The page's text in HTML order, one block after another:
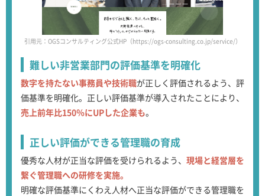
引用元：OGSコンサルティング公式HP（https://ogs-consulting.co.jp/service/）
難しい非営業部門の評価基準を明確化
数字を持たない事務員や技術職が正しく評価されるよう、評
価基準を明確化。正しい評価基準が導入されたことにより、
売上前年比150％にUPした企業も。
正しい評価ができる管理職の育成
優秀な人材が正当な評価を受けられるよう、 現場と経営層を
繋ぐ管理職への研修を実施。
明確な評価基準にくわえ人材へ正当な評価ができる管理職を